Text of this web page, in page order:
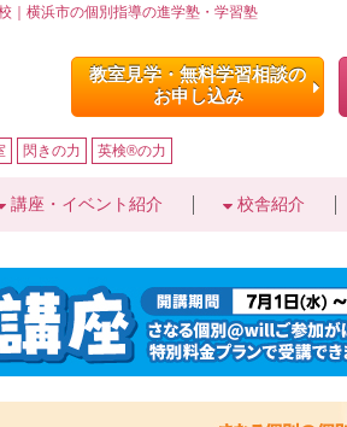
｜横浜市の個別指導の進学塾・学習塾
教室見学・無料学習相談の
お申し込み
閃きの力 英検®の力
講座・イベント紹介 校舎紹介